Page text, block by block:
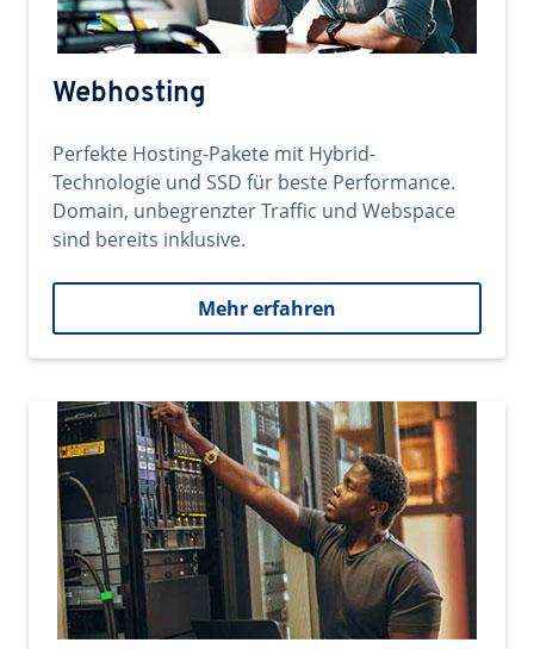
Webhosting
Perfekte Hosting-Pakete mit Hybrid-
Technologie und SSD für beste Performance.
Domain, unbegrenzter Traffic und Webspace
sind bereits inklusive.
Mehr erfahren